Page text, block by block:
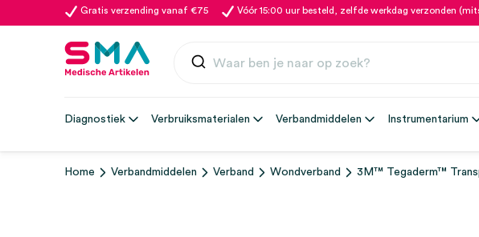
Gratis verzending vanaf €75 Vóór 15:00 uur besteld, zelfde werkdag verzonden
Diagnostiek Verbruiksmaterialen Verbandmiddelen Instrumentarium
Home Verbandmiddelen Verband Wondverband 3M™ Tegaderm™